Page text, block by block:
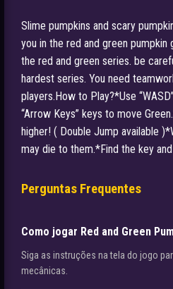
Slime pumpkins and scary
you in the red and green
the red and green series. be
hardest series. You need
players.How to Play?*Use
“Arrow Keys” keys to move
higher! ( Double Jump available
may die to them.*Find the key
Perguntas Frequentes
Como jogar Red and Green
Siga as instruções na tela do jogo
mecânicas.